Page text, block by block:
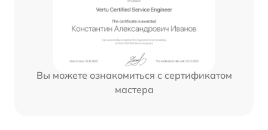
Вы можете ознакомиться с сертификатом
мастера